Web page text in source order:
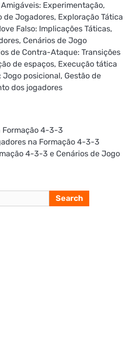
Experimentação,
de Jogadores, Exploração Tática
Falso: Implicações Táticas,
Cenários de Jogo
de Contra-Ataque: Transições
de espaços, Execução tática
posicional, Gestão de
dos jogadores
Formação 4-3-3
na Formação 4-3-3
4-3-3 e Cenários de Jogo